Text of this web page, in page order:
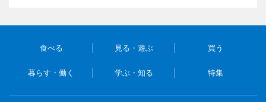
食べる 見る・遊ぶ 買う
暮らす・働く 学ぶ・知る 特集